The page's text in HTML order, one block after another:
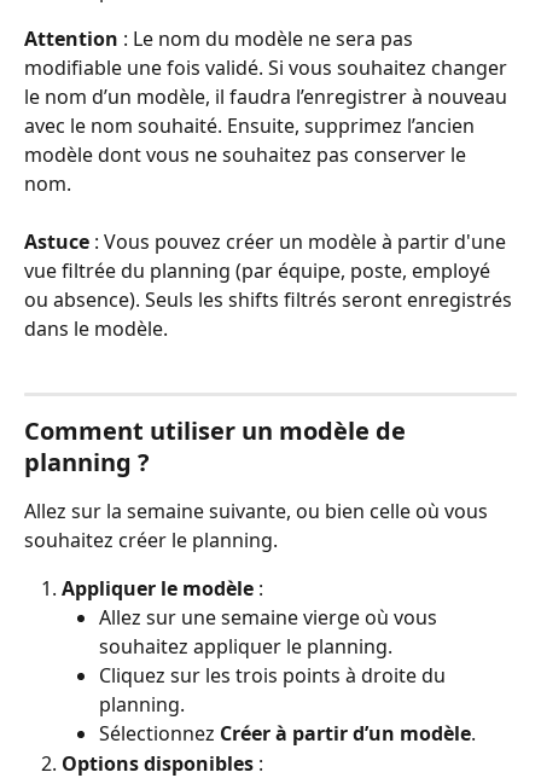
Attention : Le nom du modèle ne sera pas
modifiable une fois validé. Si vous souhaitez changer
le nom d’un modèle, il faudra l’enregistrer à nouveau
avec le nom souhaité. Ensuite, supprimez l’ancien
modèle dont vous ne souhaitez pas conserver le
nom.
Astuce : Vous pouvez créer un modèle à partir d'une
vue filtrée du planning (par équipe, poste, employé
ou absence). Seuls les shifts filtrés seront enregistrés
dans le modèle.
Comment utiliser un modèle de
planning ?
Allez sur la semaine suivante, ou bien celle où vous
souhaitez créer le planning.
Appliquer le modèle :
Allez sur une semaine viergeoù vous
souhaitez appliquer le planning.
Cliquez sur les trois points à droite du
planning.
Sélectionnez Créer à partir d’un modèle.
Options disponibles :